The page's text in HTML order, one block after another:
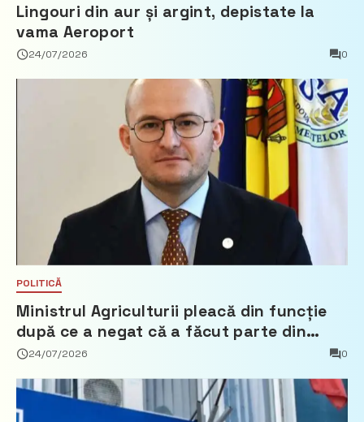
Lingouri din aur și argint, depistate la
vama Aeroport
24/07/2026 0
POLITICĂ
Ministrul Agriculturii pleacă din funcție
după ce a negat că a făcut parte din
Partidul Democrat
24/07/2026 0